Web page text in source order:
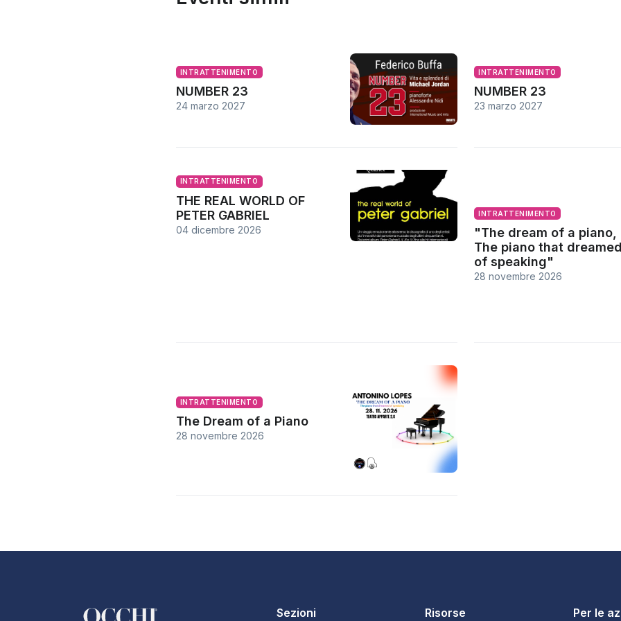
INTRATTENIMENTO
NUMBER 23
24 marzo 2027
INTRATTENIMENTO
NUMBER 23
23 marzo 2027
INTRATTENIMENTO
THE REAL WORLD OF
PETER GABRIEL
04 dicembre 2026
INTRATTENIMENTO
"The dream of a piano,
The piano that
of speaking"
28 novembre 2026
INTRATTENIMENTO
The Dream of a Piano
28 novembre 2026
Sezioni Risorse Per le